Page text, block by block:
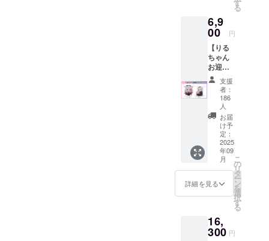
す。 金
額には
（10%
）を含
んでお
りま
す。
カー 1
点 ・ク
ラファ
ン記念
カー
ド 1点
画像は
イメー
ジで
す。 金
額には
消費税
（10%
）と送
料990円
を含ん
でおり
ます。
す
る
6,9
00 円
【りる
ちゃん
お迎え
プラ
ン】 ・
ぬいぐ
るみ 1
点 ・ク
ラファ
ン記念
カー
ド 1点
画像は
イメー
ジで
（10%
）と送
支援
者：
186
人
お届
け予
定：
2025
年09
月
詳細を見る
こ
の
リ
タ
ー
ン
を
選
択
す
る
16,
300 円